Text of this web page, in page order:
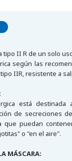
tipo II R de un solo
según las
tipo IIR, resistente a
está destinada
de secreciones
que puedan
o "en el aire".
MÁSCARA: